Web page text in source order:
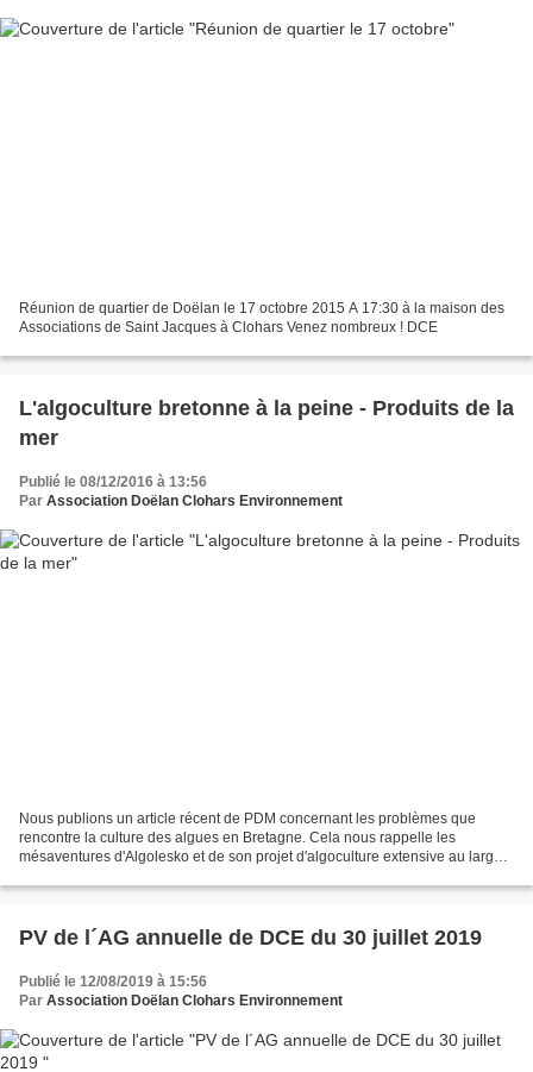
Réunion de quartier de Doëlan le 17 octobre 2015 A 17:30 à la maison des
Associations de Saint Jacques à Clohars Venez nombreux ! DCE
L'algoculture bretonne à la peine - Produits de la
mer
Publié le 08/12/2016 à 13:56
Par Association Doëlan Clohars Environnement
Nous publions un article récent de PDM concernant les problèmes que
rencontre la culture des algues en Bretagne. Cela nous rappelle les
mésaventures d'Algolesko et de son projet d'algoculture extensive au large
PV de l´AG annuelle de DCE du 30 juillet 2019
Publié le 12/08/2019 à 15:56
Par Association Doëlan Clohars Environnement